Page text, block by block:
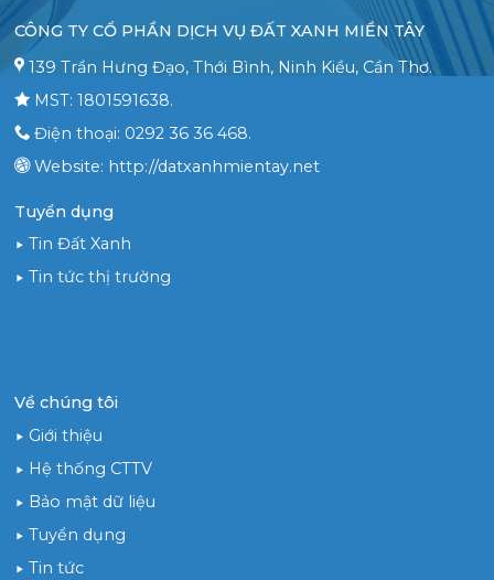
CÔNG TY CỔ PHẦN DỊCH VỤ ĐẤT XANH MIỀN TÂY
139 Trần Hưng Đạo, Thới Bình, Ninh Kiều, Cần Thơ.
MST: 1801591638.
Điện thoại: 0292 36 36 468.
Website: http://datxanhmientay.net
Về chúng tôi
Giới thiệu
Hệ thống CTTV
Bảo mật dữ liệu
Tuyển dụng
Tin tức
Tuyển dụng
Tin Đất Xanh
Tin tức thị trường